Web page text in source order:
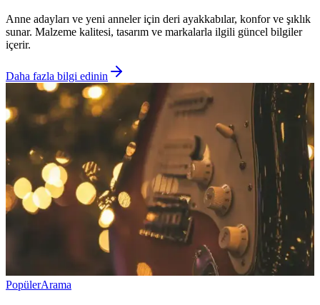
Anne adayları ve yeni anneler için deri ayakkabılar, konfor ve şıklık
sunar. Malzeme kalitesi, tasarım ve markalarla ilgili güncel bilgiler
içerir.
Daha fazla bilgi edinin
PopülerArama